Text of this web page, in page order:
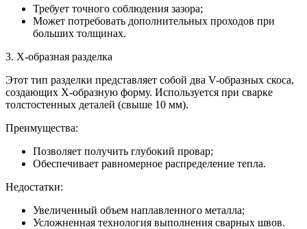
Требует точного соблюдения зазора;
Может потребовать дополнительных проходов при
больших толщинах.
3. X-образная разделка
Этот тип разделки представляет собой два V-образных скоса,
создающих X-образную форму. Используется при сварке
толстостенных деталей (свыше 10 мм).
Преимущества:
Позволяет получить глубокий провар;
Обеспечивает равномерное распределение тепла.
Недостатки:
Увеличенный объем наплавленного металла;
Усложненная технология выполнения сварных швов.